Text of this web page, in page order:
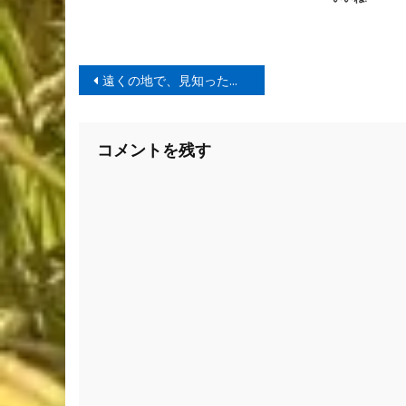
投
稿
ビ
遠くの地で、見知った商品との再開
コメントを残す